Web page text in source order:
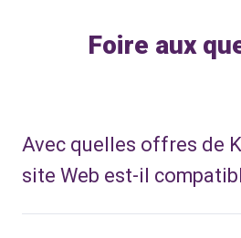
Foire aux
Avec quelles offres de
site Web est-il